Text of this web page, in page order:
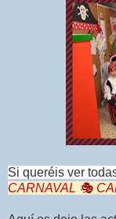
Si queréis ver
CARNAVAL 🎭